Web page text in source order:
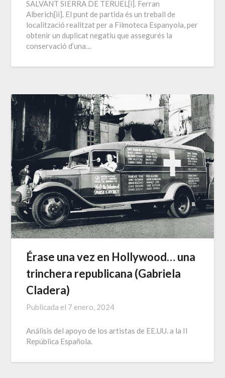
SALVANT SIERRA DE TERUEL[i]. Ferran
Alberich[ii]. El punt de partida és un treball de
localització realitzat per a Filmoteca Espanyola, per
obtenir un duplicat negatiu que assegurés la
conservació d’una…
Érase una vez en Hollywood… una
trinchera republicana (Gabriela
Cladera)
Publicada el 7 enero, 2024
Análisis del apoyo de los artistas de EE.UU. a la II
República Española.